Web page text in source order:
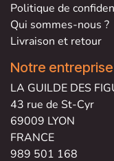
Politique de
Qui sommes-nous ?
Livraison et retour
Notre entreprise
LA GUILDE DES
43 rue de St-Cyr
69009 LYON
FRANCE
989 501 168